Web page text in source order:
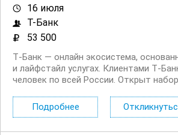
16 июля
Т-Банк
53 500
Т‑Банк — онлайн экосистема,
и лайфстайл услугах. Клиентами
человек по всей России. Открыт
регионах. Что вы будете делать:
действующими и потенциальными
Подробнее